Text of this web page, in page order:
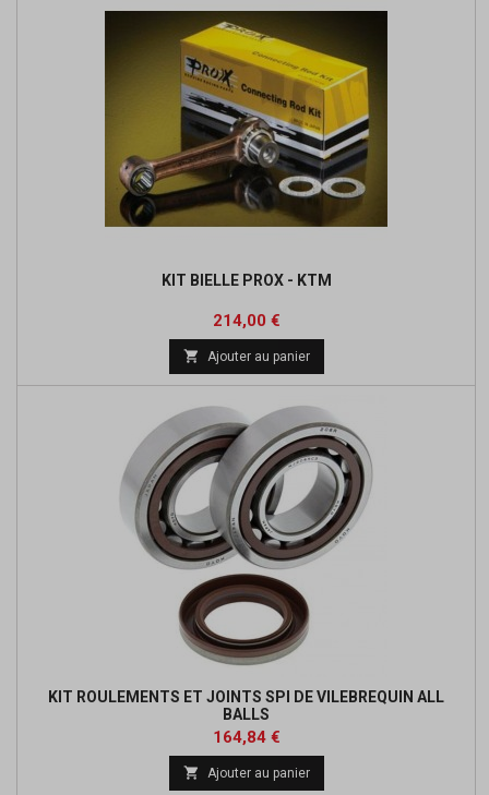
KIT BIELLE PROX - KTM
Prix
214,00 €Prix
de
base
 Ajouter au panier
KIT ROULEMENTS ET JOINTS SPI DE VILEBREQUIN ALL
BALLS
Prix
164,84 €Prix
de
 Ajouter au panier